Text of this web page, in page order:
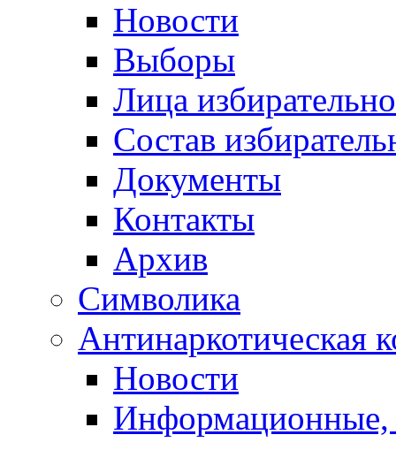
Новости
Выборы
Лица
Состав
Документы
Контакты
Архив
Символика
Антинаркотическая
Новости
Информационные,